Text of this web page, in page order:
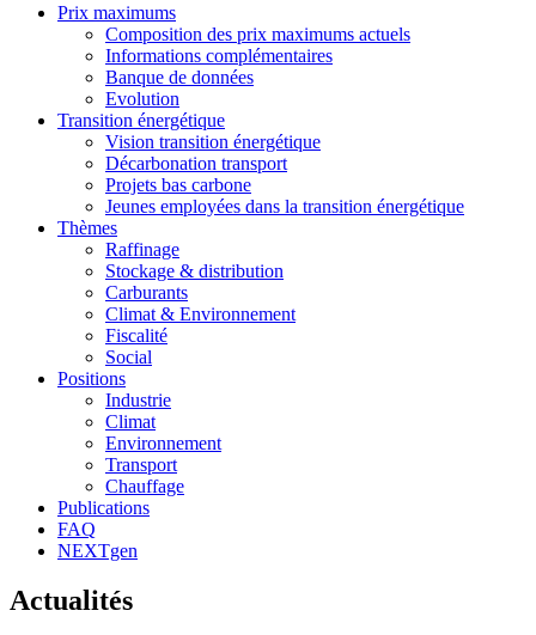
Prix maximums
Composition des prix maximums actuels
Informations complémentaires
Banque de données
Evolution
Transition énergétique
Vision transition énergétique
Décarbonation transport
Projets bas carbone
Jeunes employées dans la transition énergétique
Thèmes
Raffinage
Stockage & distribution
Carburants
Climat & Environnement
Fiscalité
Social
Positions
Industrie
Climat
Environnement
Transport
Chauffage
Publications
FAQ
NEXTgen
Actualités